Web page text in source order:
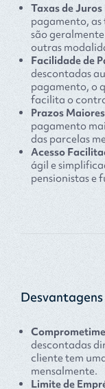
Taxas de
pagamento,
são
outras
Facilidade de
descontadas
pagamento, o
facilita o
Prazos
pagamento
das parcelas
Acesso
ágil e
pensionistas e
descontadas
cliente tem
mensalmente.
Limite de